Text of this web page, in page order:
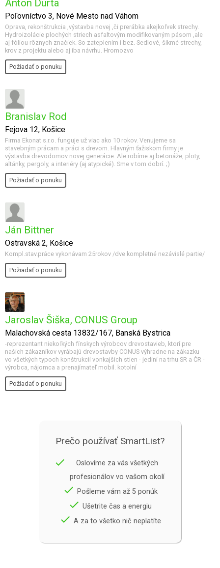
Anton Durta
Poľovníctvo 3, Nové Mesto nad Váhom
Oprava, rekonštrukcia ,výstavba novej ,či prerábka akejkoľvek strechy.
Hydroizolácie plochých striech asfaltovým modifikovaným pásom ,ale
aj fóliou rôznych značiek. So zateplením i bez. Sedlové, šikmé strechy,
krov z projektu alebo aj iba návrhu. Hromozvo
Požiadať o ponuku
Branislav Rod
Fejova 12, Košice
Firma Ekonat s.r.o. funguje už viac ako 10 rokov. Venujeme sa
stavebným prácam a práci s drevom. Hlavným ťažiskom firmy je
výstavba drevodomov novej generácie. Ale robíme aj betonáže, ploty,
altánky, pergoly, a interiéry (aj atypické). Sme v tom dobrí. ;)
Požiadať o ponuku
Ján Bittner
Ostravská 2, Košice
Kompl.stav.práce vykonávam 25rokov /dve kompletné nezávislé partie/
Požiadať o ponuku
Jaroslav Šiška, CONUS Group
Malachovská cesta 13832/167, Banská Bystrica
-reprezentant niekoľkých fínskych výrobcov drevostavieb, ktorí pre
našich zákazníkov vyrábajú drevostavby CONUS výhradne na zákazku
vo všetkých typoch konštrukcií vonkajších stien - jediní na trhu SR a ČR -
výrobca, nájomca a prenajímateľ mobil. kotolní
Požiadať o ponuku
Prečo používať SmartList?
done
Oslovíme za vás všetkých
profesionálov vo vašom okolí
done Pošleme vám až 5 ponúk
done Ušetrite čas a energiu
done A za to všetko nič neplatíte